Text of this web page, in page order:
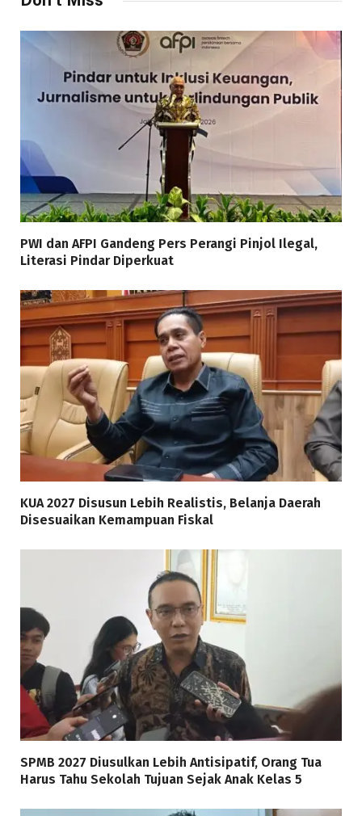
PWI dan AFPI Gandeng Pers Perangi Pinjol Ilegal,
Literasi Pindar Diperkuat
KUA 2027 Disusun Lebih Realistis, Belanja Daerah
Disesuaikan Kemampuan Fiskal
SPMB 2027 Diusulkan Lebih Antisipatif, Orang Tua
Harus Tahu Sekolah Tujuan Sejak Anak Kelas 5